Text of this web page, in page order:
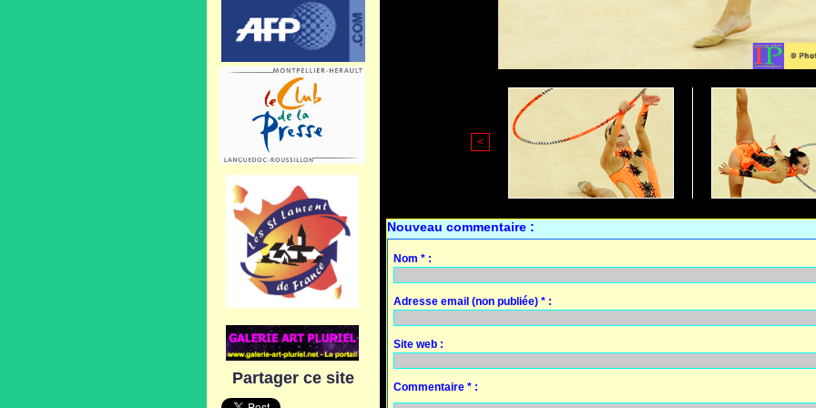
Partager ce site
<
Nouveau commentaire :
Nom * :
Adresse email (non publiée) * :
Site web :
Commentaire * :